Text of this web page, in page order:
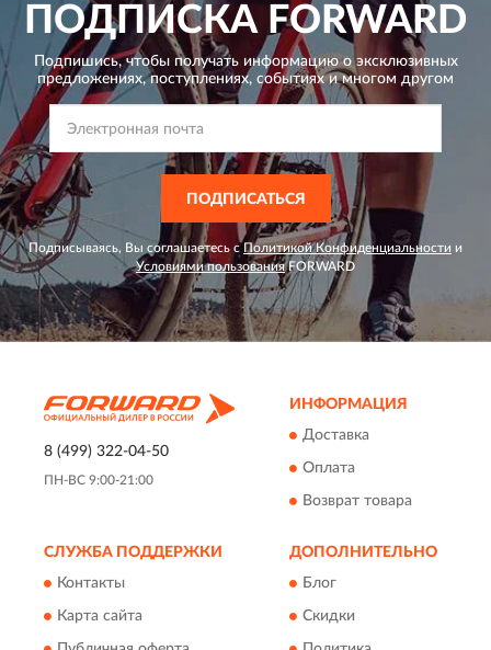
ПОДПИСКАFORWARD
Подпишись, чтобы получать информацию о эксклюзивных
предложениях,поступлениях, событиях и многом другом
ПОДПИСАТЬСЯ
Подписываясь, Вы соглашаетесь с Политикой Конфиденциальности и
Условиями пользованияFORWARD
8 (499) 322-04-50
ПН-ВС 9:00-21:00
ИНФОРМАЦИЯ
Доставка
Оплата
Возврат товара
СЛУЖБА ПОДДЕРЖКИ
Контакты
Карта сайта
ДОПОЛНИТЕЛЬНО
Блог
Скидки